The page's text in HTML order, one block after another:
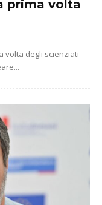
prima volta
volta degli scienziati